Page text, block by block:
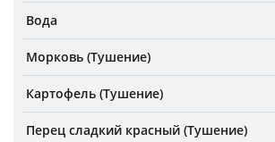
Вода
Морковь (Тушение)
Картофель (Тушение)
Перец сладкий красный (Тушение)